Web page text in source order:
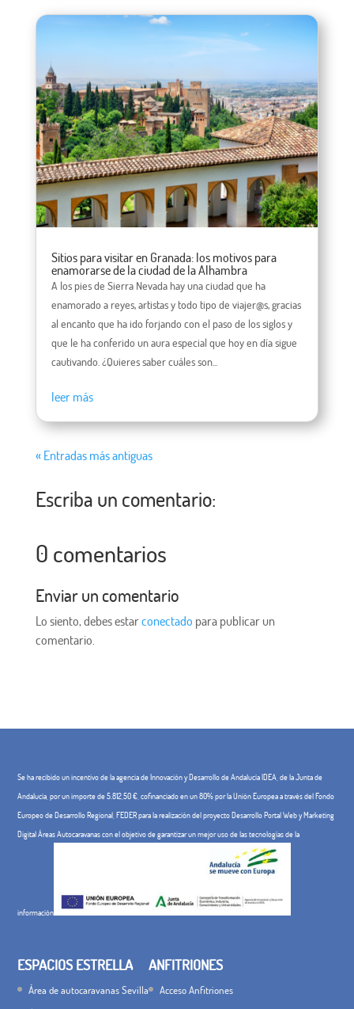
Sitios para visitar en Granada: los motivos para
enamorarse de la ciudad de la Alhambra
A los pies de Sierra Nevada hay una ciudad que ha
enamorado a reyes, artistas y todo tipo de viajer@s, gracias
al encanto que ha ido forjando con el paso de los siglos y
que le ha conferido un aura especial que hoy en día sigue
cautivando. ¿Quieres saber cuáles son...
leer más
« Entradas más antiguas
Escriba un comentario:
0 comentarios
Enviar un comentario
Lo siento, debes estarconectado para publicar un
comentario.
Se ha recibido un incentivo de la agencia de Innovación y Desarrollo de Andalucía IDEA, de la Junta de
Andalucía, por un importe de 5.812,50 €, cofinanciado en un 80% por la Unión Europea a través del Fondo
Europeo de Desarrollo Regional, FEDER para la realización del proyecto Desarrollo Portal Web y Marketing
Digital Áreas Autocaravanas con el objetivo de garantizar un mejor uso de las tecnologías de la
información
ESPACIOS ESTRELLA
Área de autocaravanas Sevilla
ANFITRIONES
Acceso Anfitriones